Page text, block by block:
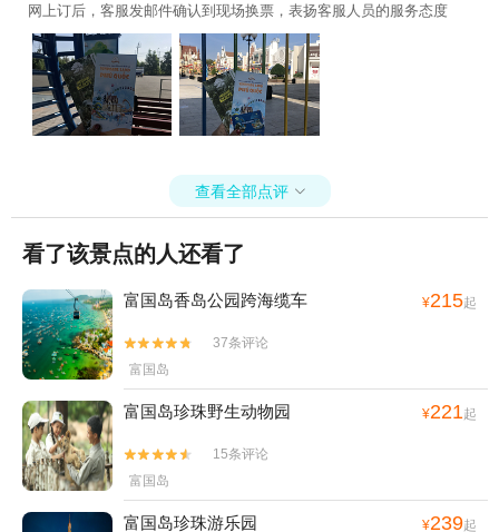
网上订后，客服发邮件确认到现场换票，表扬客服人员的服务态度
查看全部点评 
看了该景点的人还看了
富国岛香岛公园跨海缆车 ¥215起


37条评论
富国岛
富国岛珍珠野生动物园 ¥221起


15条评论
富国岛
富国岛珍珠游乐园 ¥239起